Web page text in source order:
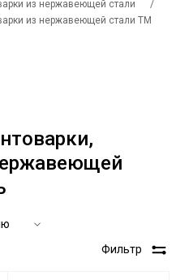
из нержавеющей стали
/
из нержавеющей стали ТМ
Фильтр